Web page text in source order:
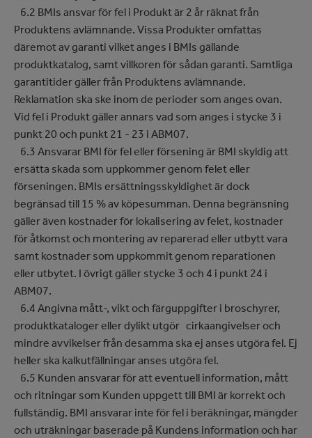
6.2 BMIs ansvar för fel i Produkt är 2 år räknat från
Produktens avlämnande. Vissa Produkter omfattas
däremot av garanti vilket anges i BMIs gällande
produktkatalog, samt villkoren för sådan garanti. Samtliga
garantitider gäller från Produktens avlämnande.
Reklamation ska ske inom de perioder som anges ovan.
Vid fel i Produkt gäller annars vad som anges i stycke 3 i
punkt 20 och punkt 21 - 23 i ABM07.
6.3 Ansvarar BMI för fel eller försening är BMI skyldig att
ersätta skada som uppkommer genom felet eller
förseningen. BMIs ersättningsskyldighet är dock
begränsad till 15 % av köpesumman. Denna begränsning
gäller även kostnader för lokalisering av felet, kostnader
för åtkomst och montering av reparerad eller utbytt vara
samt kostnader som uppkommit genom reparationen
eller utbytet. I övrigt gäller stycke 3 och 4 i punkt 24 i
ABM07.
6.4 Angivna mått-, vikt och färguppgifter i broschyrer,
produktkataloger eller dylikt utgör cirkaangivelser och
mindre avvikelser från desamma ska ej anses utgöra fel. Ej
heller ska kalkutfällningar anses utgöra fel.
6.5 Kunden ansvarar för att eventuell information, mått
och ritningar som Kunden uppgett till BMI är korrekt och
fullständig. BMI ansvarar inte för fel i beräkningar, mängder
och uträkningar baserade på Kundens information och har